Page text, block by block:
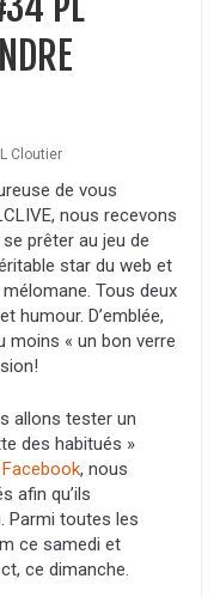
Cloutier
de vous
nous recevons
prêter au jeu de
star du web et
Tous deux
humour. D’emblée,
moins « un bon verre
allons tester un
des habitués »
, nous
afin qu’ils
Parmi toutes les
ce samedi et
ce dimanche.